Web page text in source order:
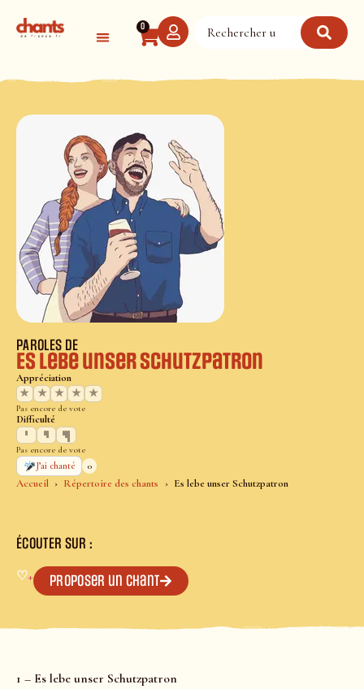
0
Accueil Répertoire des chants Es lebe unser Schutzpatron
PAROLES DE
Es lebe unser Schutzpatron
Appréciation
★
★ ★ ★ ★
Pas encore de vote
Difficulté
Pas encore de vote
J’ai chanté
0
ÉCOUTER SUR :
♡+ Proposer un chant
1 – Es lebe unser Schutzpatron